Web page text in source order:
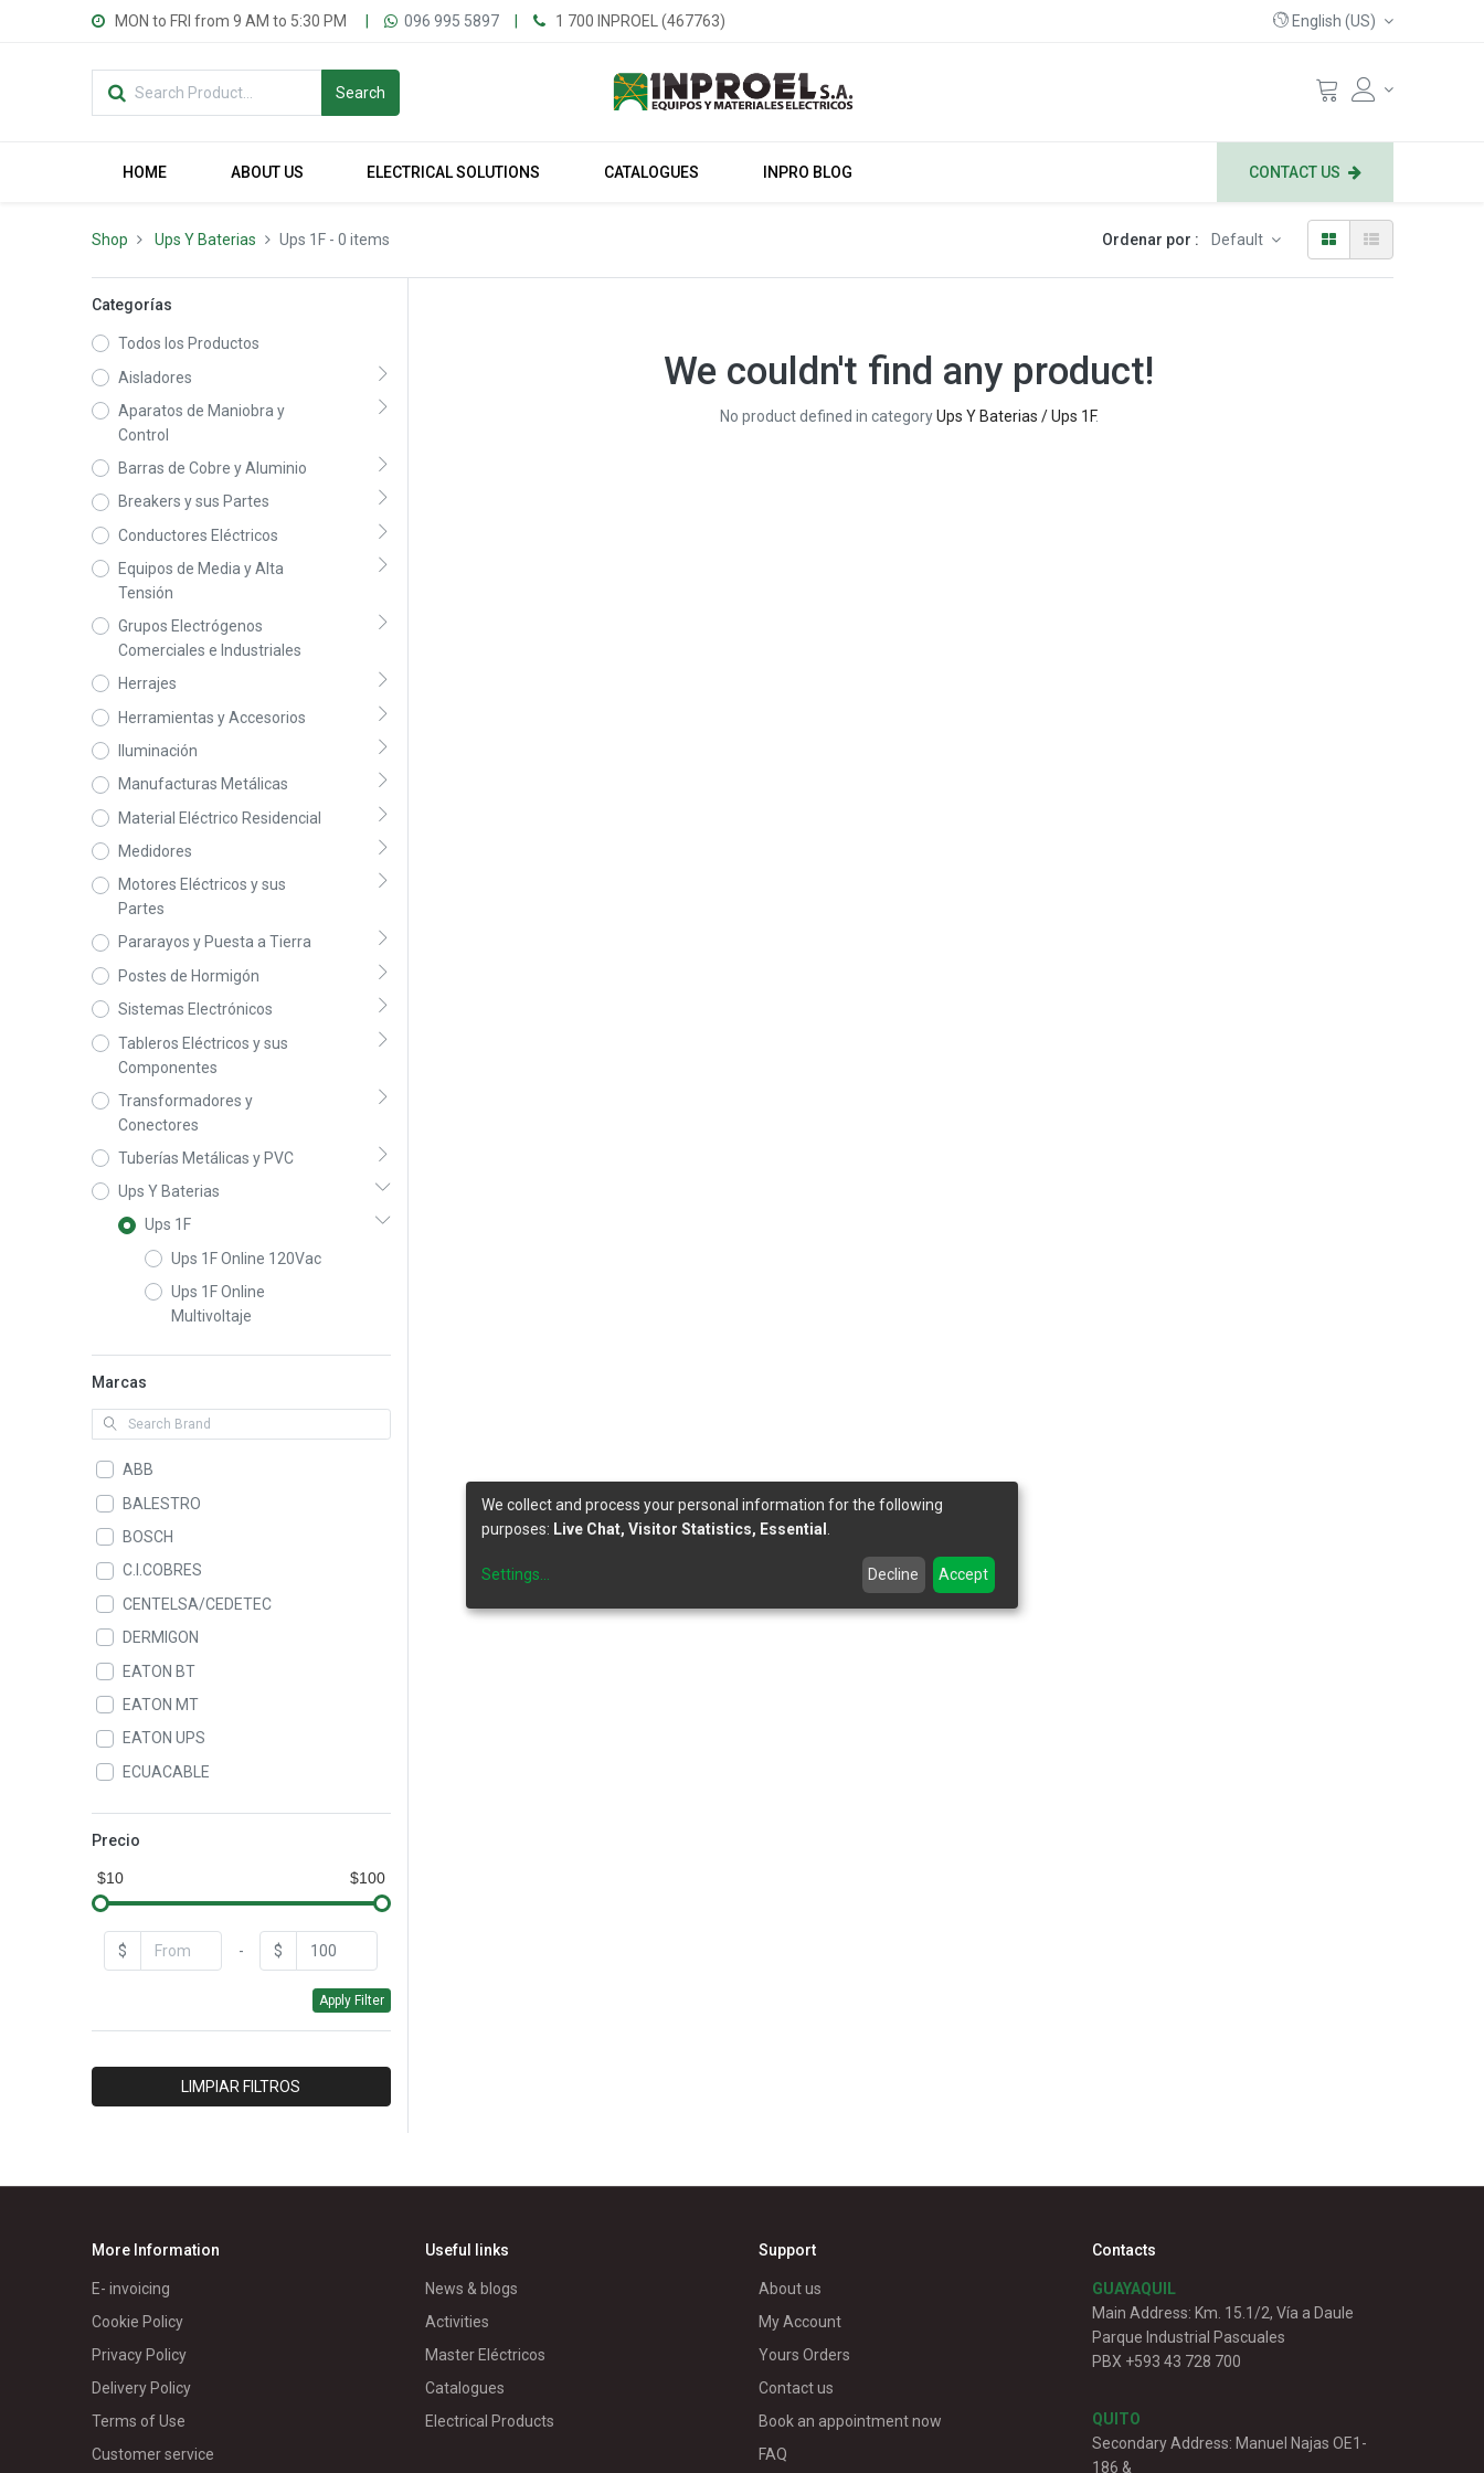
MON to FRI from 9 AM to 5:30 PM 096 995 5897 1 700 INPROEL (467763) English (US)
Search
HOME ABOUT US ELECTRICAL SOLUTIONS CATALOGUES INPRO BLOG CONTACT US
Shop Ups Y Baterias Ups 1F- 0 items Ordenar por : Default
Categorías
Todos los Productos
Aisladores
Aparatos de Maniobra y
Control
Barras de Cobre y Aluminio
Breakers y sus Partes
Conductores Eléctricos
Equipos de Media y Alta
Tensión
Grupos Electrógenos
Comerciales e Industriales
Herrajes
Herramientas y Accesorios
Iluminación
Manufacturas Metálicas
Material Eléctrico Residencial
Medidores
Motores Eléctricos y sus
Partes
Pararayos y Puesta a Tierra
Postes de Hormigón
Sistemas Electrónicos
Tableros Eléctricos y sus
Componentes
Transformadores y
Conectores
Tuberías Metálicas y PVC
Ups Y Baterias
Ups 1F
Ups 1F Online 120Vac
Ups 1F Online
Multivoltaje
Marcas
ABB
BALESTRO
BOSCH
C.I.COBRES
CENTELSA/CEDETEC
DERMIGON
EATON BT
EATON MT
EATON UPS
ECUACABLE
GAMMA
GEN POWER
GENERAL CABLE
GENERAL ELECTRIC
HASTINGS
HERRAJES & ESTRUCTURAS
ISOLET
PARRES
Precio
$10 $100
$ - $
Apply Filter
LIMPIAR FILTROS
We couldn't find any product!
No product defined in categoryUps Y Baterias / Ups 1F.
More Information
E- invoicing
Cookie Policy
Privacy Policy
Delivery Policy
Terms of Use
Customer service
Useful links
News & blogs
Activities
Master Eléctricos
Catalogues
Electrical Products
Support
About us
My Account
Yours Orders
Contact us
Book an appointment now
FAQ
Contacts
GUAYAQUIL
Main Address: Km. 15.1/2, Vía a Daule
Parque Industrial Pascuales
PBX +593 43 728 700
QUITO
Secondary Address: Manuel Najas OE1-
186 &
We collect and process your personal information for the following
purposes: Live Chat, Visitor Statistics, Essential
Settings... Decline Accept